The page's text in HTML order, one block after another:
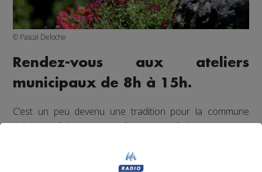
© Pascal Deloche
Rendez-vous aux ateliers
municipaux de 8h à 15h.
C’est un peu devenu une tradition pour la commune
saint-gervolaine qui accorde une grande importance au
fois par an, la municipalité propose aux habitants de
récupérer gratuitement les plantes retirées des massifs